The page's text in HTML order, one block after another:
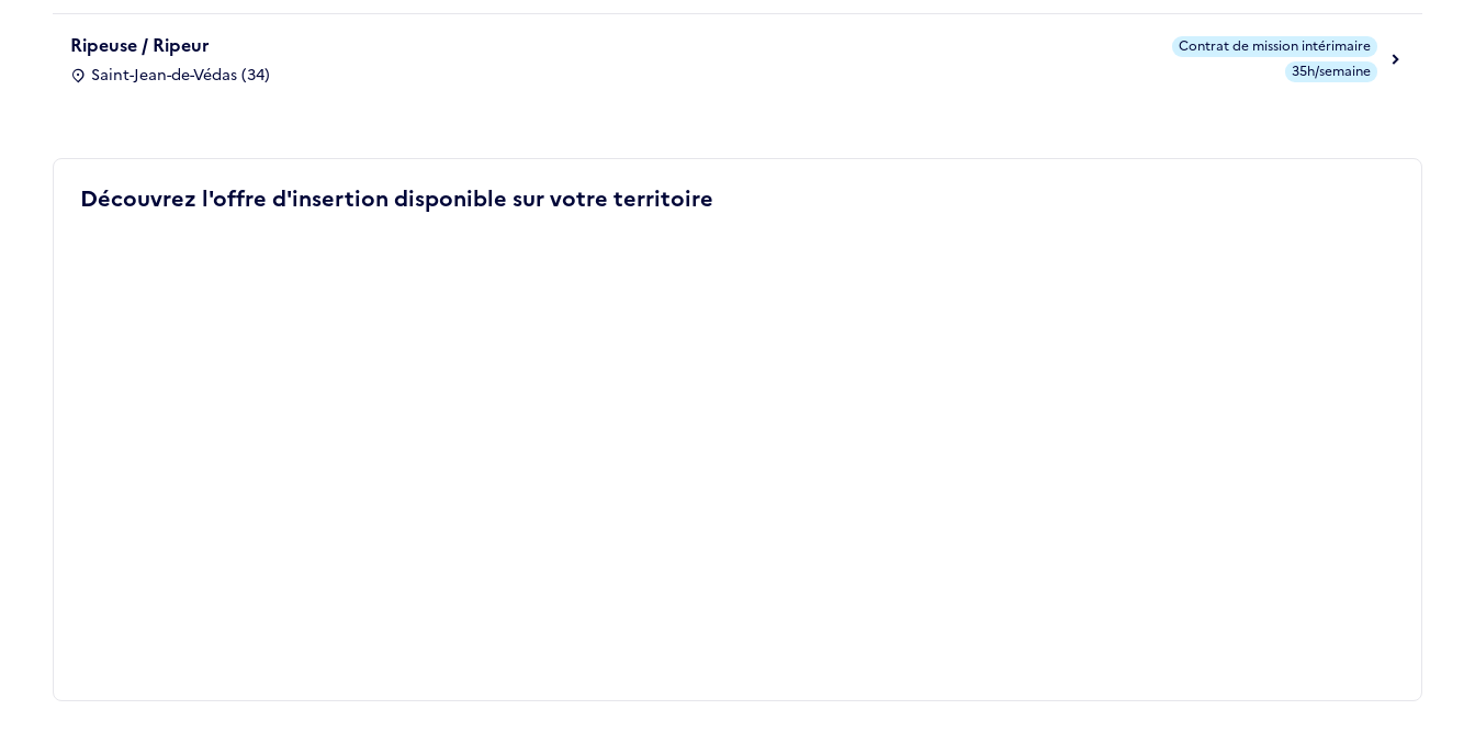
Ripeuse / Ripeur
Saint-Jean-de-Védas (34)
Contrat de mission intérimaire
35h/semaine
Découvrez l'offre d'insertion disponible sur votre territoire